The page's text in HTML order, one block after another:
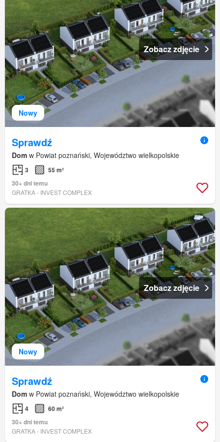
Nowy
Zobacz zdjęcie
Sprawdź
Dom w Powiat poznański, Województwo wielkopolskie
3
55 m²
30+ dni temu
GRATKA - INVEST COMPLEX
Nowy
Zobacz zdjęcie
Sprawdź
Dom w Powiat poznański, Województwo wielkopolskie
4
60 m²
30+ dni temu
GRATKA - INVEST COMPLEX